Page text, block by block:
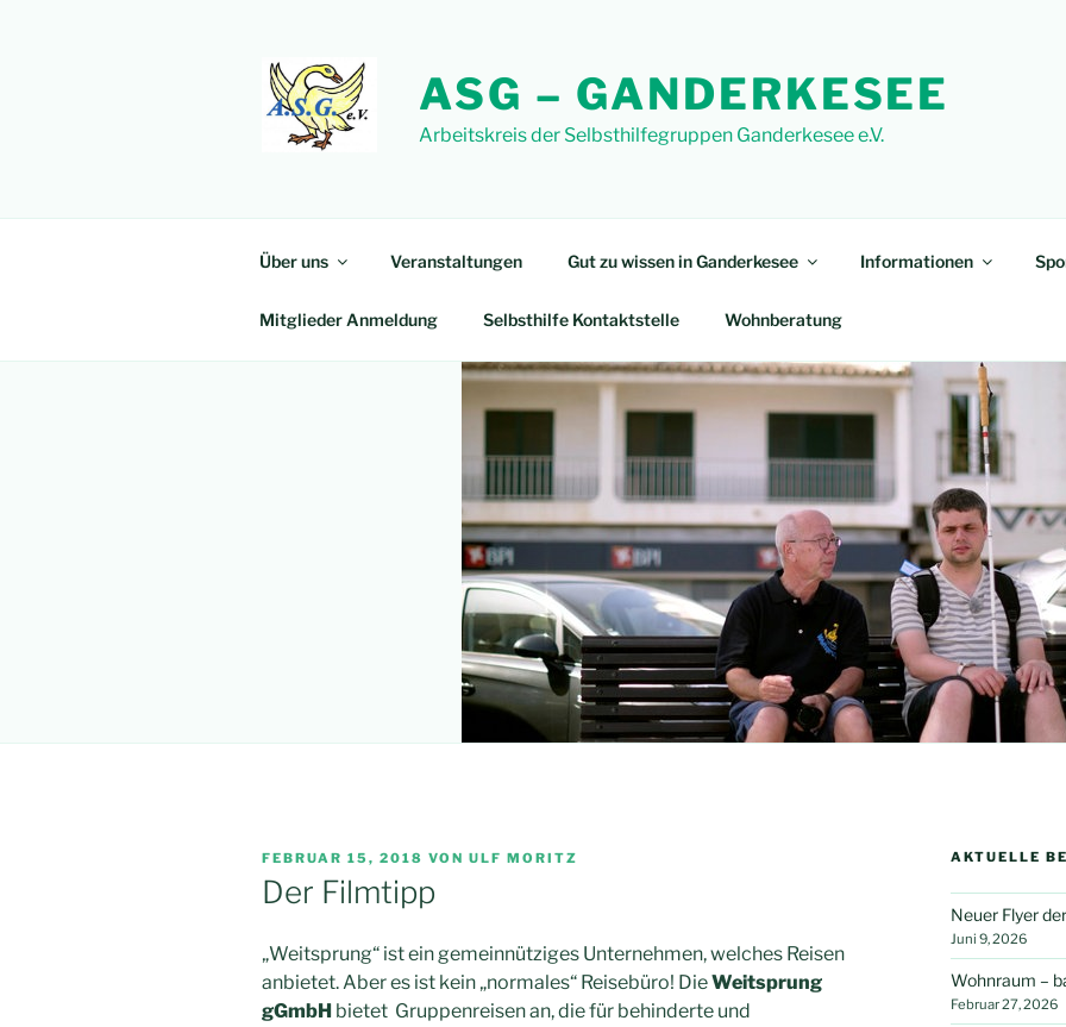
ASG – GANDERKESEE
Arbeitskreis der Selbsthilfegruppen Ganderkesee e.V.
Über uns Veranstaltungen Gut zu wissen in Ganderkesee Informationen
Mitglieder Anmeldung Selbsthilfe Kontaktstelle Wohnberatung
VERÖFFENTLICHT
AM
FEBRUAR 15, 2018 VON ULF MORITZ
Der Filmtipp
„Weitsprung“ ist ein gemeinnütziges Unternehmen, welches Reisen
anbietet. Aber es ist kein „normales“ Reisebüro! DieWeitsprung
gGmbH bietet Gruppenreisen an, die für behinderte und
AKTUELLE
Neuer Flyer
Juni 9, 2026
Wohnraum –
Februar 27, 2026